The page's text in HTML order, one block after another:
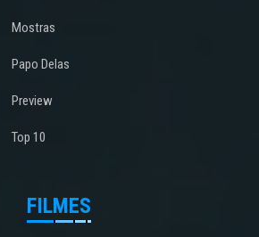
Mostras
Papo Delas
Preview
Top 10
FILMES